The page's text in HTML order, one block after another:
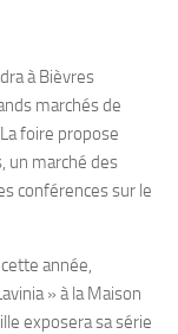
à Bièvres
marchés de
foire propose
un marché des
conférences sur le
année,
» à la Maison
exposera sa série